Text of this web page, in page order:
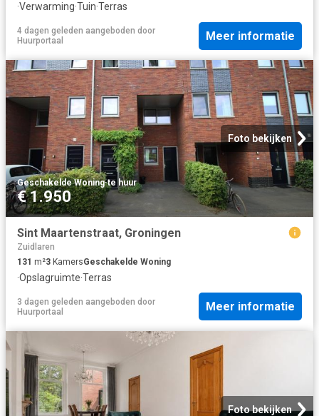
·Verwarming·Tuin·Terras
4 dagen geleden aangeboden door
Huurportaal
Meer informatie
Foto bekijken
Geschakelde Woning·te huur
€ 1.950
Sint Maartenstraat, Groningen
Zuidlaren
131 m²3 KamersGeschakelde Woning
·Opslagruimte·Terras
3 dagen geleden aangeboden door
Huurportaal
Meer informatie
Foto bekijken